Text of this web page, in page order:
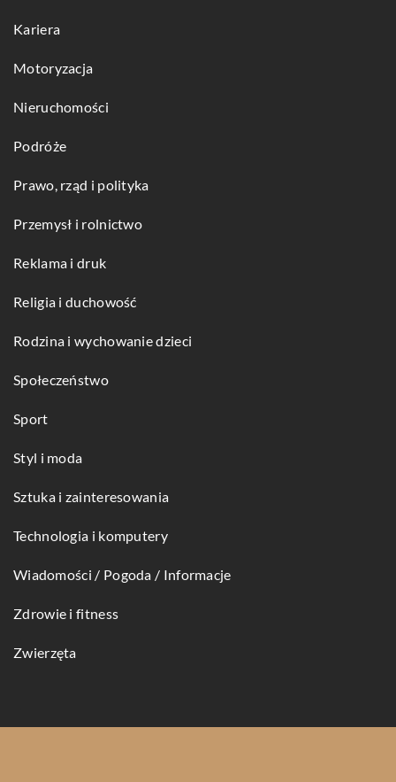
Kariera
Motoryzacja
Nieruchomości
Podróże
Prawo, rząd i polityka
Przemysł i rolnictwo
Reklama i druk
Religia i duchowość
Rodzina i wychowanie dzieci
Społeczeństwo
Sport
Styl i moda
Sztuka i zainteresowania
Technologia i komputery
Wiadomości / Pogoda / Informacje
Zdrowie i fitness
Zwierzęta